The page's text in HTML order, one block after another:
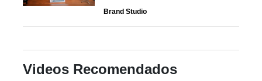
Brand Studio
Videos Recomendados